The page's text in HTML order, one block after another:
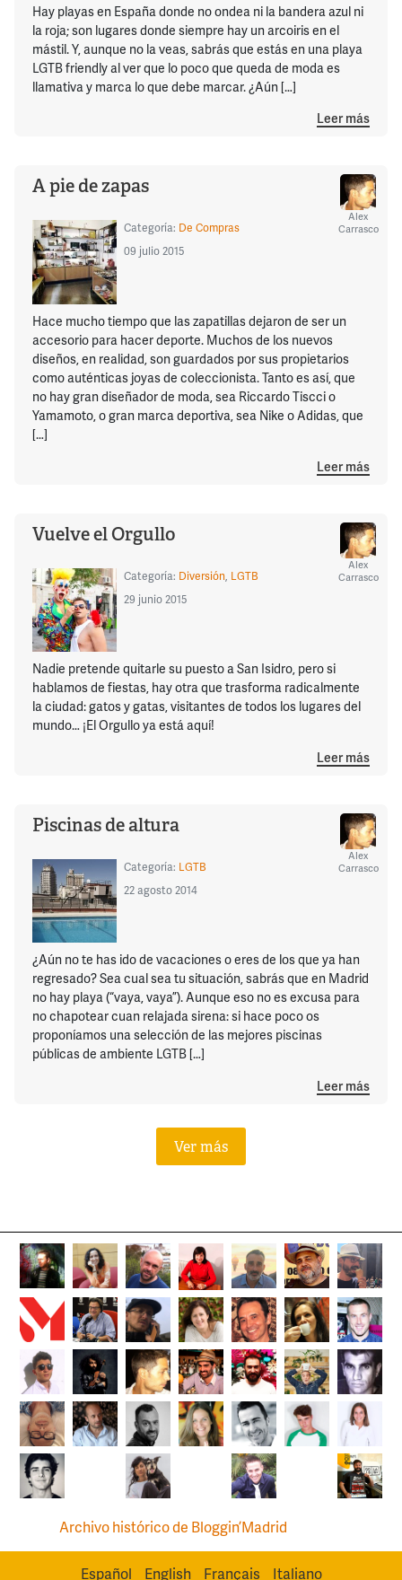
Hay playas en España donde no ondea ni la bandera azul ni
la roja; son lugares donde siempre hay un arcoiris en el
mástil. Y, aunque no la veas, sabrás que estás en una playa
LGTB friendly al ver que lo poco que queda de moda es
llamativa y marca lo que debe marcar. ¿Aún […]
Leer más
A pie de zapas
Alex
Carrasco
Categoría: De Compras
09 julio 2015
Hace mucho tiempo que las zapatillas dejaron de ser un
accesorio para hacer deporte. Muchos de los nuevos
diseños, en realidad, son guardados por sus propietarios
como auténticas joyas de coleccionista. Tanto es así, que
no hay gran diseñador de moda, sea Riccardo Tiscci o
Yamamoto, o gran marca deportiva, sea Nike o Adidas, que
[…]
Leer más
Vuelve el Orgullo
Alex
Carrasco
Categoría: Diversión, LGTB
29 junio 2015
Nadie pretende quitarle su puesto a San Isidro, pero si
hablamos de fiestas, hay otra que trasforma radicalmente
la ciudad: gatos y gatas, visitantes de todos los lugares del
mundo… ¡El Orgullo ya está aquí!
Leer más
Piscinas de altura
Alex
Carrasco
Categoría: LGTB
22 agosto 2014
¿Aún no te has ido de vacaciones o eres de los que ya han
regresado? Sea cual sea tu situación, sabrás que en Madrid
no hay playa (“vaya, vaya”). Aunque eso no es excusa para
no chapotear cuan relajada sirena: si hace poco os
proponíamos una selección de las mejores piscinas
públicas de ambiente LGTB […]
Leer más
Ver más
Archivo histórico de Bloggin’Madrid
Español English Français Italiano